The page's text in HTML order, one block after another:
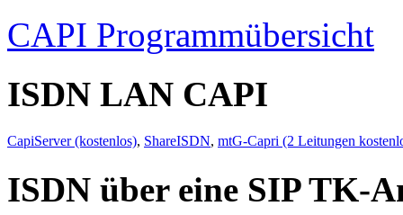
CAPI Programmübersicht
ISDN LAN CAPI
CapiServer (kostenlos), ShareISDN, mtG-Capri (2 Leitungen
ISDN über eine SIP TK-